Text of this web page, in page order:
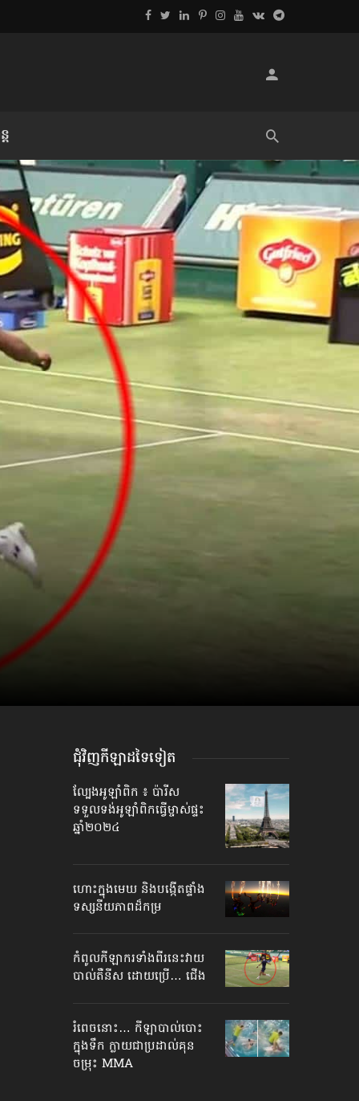
ជុំវិញកីឡាដទៃទៀត
ល្បែងអូឡាំពិក ៖ ប៉ារីស
ទទួលទង់អូឡាំពិក​ធ្វើម្ចាស់ផ្ទះ
ឆ្នាំ២០២៤
ហោះក្នុងមេឃ និង​បង្កើត​ផ្ទាំង
ទស្សនីយភាព​ដ៏កម្រ
កំពូល​កីឡាករ​ទាំងពីរ​នេះ​វាយ
បាល់​តឺនីស ដោយប្រើ… ជើង
រំពេចនោះ… កីឡា​បាល់បោះ​
ក្នុងទឹក ក្លាយ​ជា​ប្រដាល់​គុន
ចម្រុះ​​ MMA
លិខិតប្រិយមិត្ត៖ «អំពីទោសៈ»